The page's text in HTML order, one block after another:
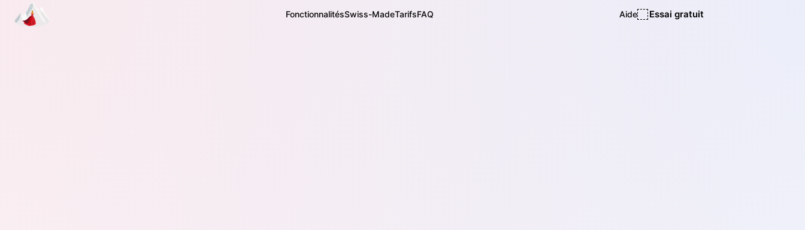
FonctionnalitésSwiss-MadeTarifsFAQ Aide Essai gratuit